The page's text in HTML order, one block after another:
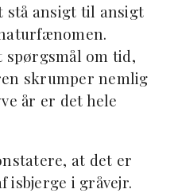
stå ansigt til ansigt
om tid,
skrumper nemlig
år er det hele
at det er
isbjerge i gråvejr.